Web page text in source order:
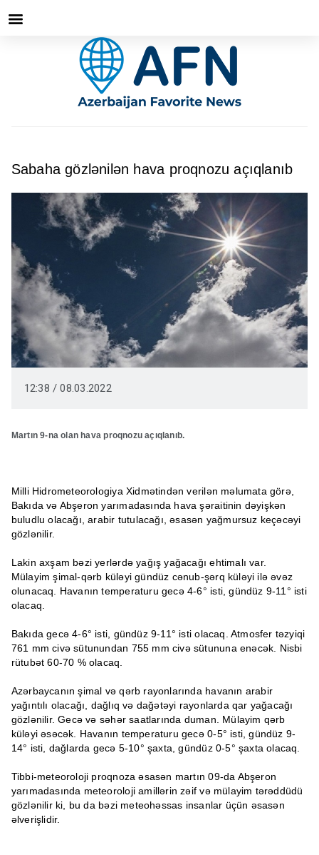
Sabaha gözlənilən hava proqnozu açıqlanıb
12:38 / 08.03.2022
Martın 9-na olan hava proqnozu açıqlanıb.
Milli Hidrometeorologiya Xidmətindən verilən məlumata görə,
Bakıda və Abşeron yarımadasında hava şəraitinin dəyişkən
buludlu olacağı, arabir tutulacağı, əsasən yağmursuz keçəcəyi
gözlənilir.
Lakin axşam bəzi yerlərdə yağış yağacağı ehtimalı var.
Mülayim şimal-qərb küləyi gündüz cənub-şərq küləyi ilə əvəz
olunacaq. Havanın temperaturu gecə 4-6° isti, gündüz 9-11° isti
olacaq.
Bakıda gecə 4-6° isti, gündüz 9-11° isti olacaq. Atmosfer təzyiqi
761 mm civə sütunundan 755 mm civə sütununa enəcək. Nisbi
rütubət 60-70 % olacaq.
Azərbaycanın şimal və qərb rayonlarında havanın arabir
yağıntılı olacağı, dağlıq və dağətəyi rayonlarda qar yağacağı
gözlənilir. Gecə və səhər saatlarında duman. Mülayim qərb
küləyi əsəcək. Havanın temperaturu gecə 0-5° isti, gündüz 9-
14° isti, dağlarda gecə 5-10° şaxta, gündüz 0-5° şaxta olacaq.
Tibbi-meteoroloji proqnoza əsasən martın 09-da Abşeron
yarımadasında meteoroloji amillərin zəif və mülayim tərəddüdü
gözlənilir ki, bu da bəzi meteohəssas insanlar üçün əsasən
əlverişlidir.